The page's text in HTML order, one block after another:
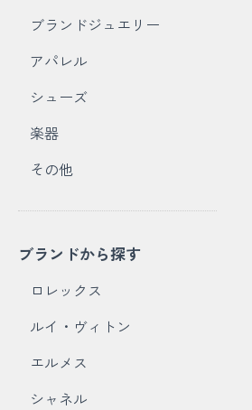
ブランドジュエリー
アパレル
シューズ
楽器
その他
ブランドから探す
ロレックス
ルイ・ヴィトン
エルメス
シャネル